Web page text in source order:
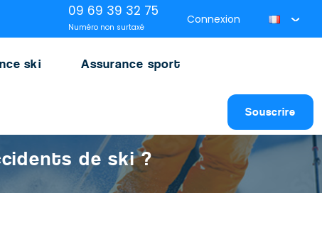
Connexion
09 69 39 32 75
Numéro non surtaxé
ski Assurance sport
Souscrire
de ski ?